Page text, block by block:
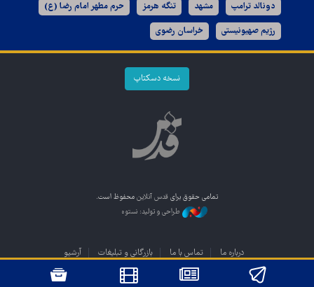
دونالد ترامپ مشهد تنگه هرمز حرم مطهر امام رضا (ع)
رژیم صهیونیستی خراسان رضوی
نسخه دسکتاپ
تمامی حقوق برای قدس آنلاین محفوظ است.
طراحی و تولید: نستوه
درباره ما تماس با ما بازرگانی و تبلیغات آرشیو